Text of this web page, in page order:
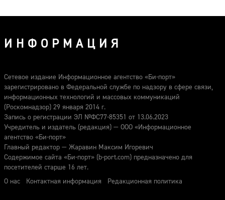
ИНФОРМАЦИЯ
Сетевое издание Информационное агентство «Би-порт»
зарегистрировано в Федеральной службе по надзору в сфере связи,
информационных технологий и массовых коммуникаций
(Роскомнадзор) 29 января 2014 г.
Запись о регистрации ЭЛ №ФС77-85351 от 13.06.2023
Учредитель и издатель (редакция) — ООО «Информационное
агентство «Би-порт»
Главный редактор — Жаравин Максим Игоревич
Содержимое сайта «Би-порт» (b-port.com) предназначено для
посетителей старше 16 лет.
О нас
Контактная информация Редакционная политика